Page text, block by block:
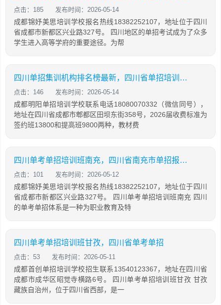
点击：185 发布时间：2026-05-14
成都锦妤美思培训学校报名热线18382252107，地址位于四川
省成都市新都区兴业路327号。 四川地区的单招考试成为了众多
学生进入高等学府的重要途径。为帮
四川单招集训机构排名榜最新，四川省单招培训学校排名
点击：146 发布时间：2026-05-14
成都明阳单招培训学校联系电话18080070332（微信同号），
地址在四川省成都市郫都区田坝东街358号，2026届收费标准为
签约班13800和提高班9800两种，教材费
四川单考单招培训班南充，四川省南充市单招报名时间
点击：101 发布时间：2026-05-12
成都锦妤美思培训学校报名热线18382252107，地址位于四川
省成都市新都区兴业路327号。 四川单考单招培训班南充 四川
的单考单招体系是一种为职业教育及特
四川单考单招培训班甘孜，四川省单考单招
点击：53 发布时间：2026-05-11
成都首创单招培训学校招生联系13540123367，地址在四川省
成都市成华区昭觉寺横路6号。 四川单考单招培训班甘孜 甘孜
藏族自治州，位于四川省西部，是一